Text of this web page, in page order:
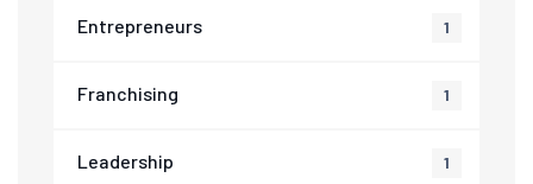
Entrepreneurs 1
Franchising 1
Leadership 1